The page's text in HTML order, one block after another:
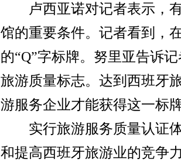
卢西亚诺对记者表示，有
馆的重要条件。记者看到，
的“Q”字标牌。努里亚告诉
旅游质量标志。达到西班牙
游服务企业才能获得这一标
实行旅游服务质量认证体
和提高西班牙旅游业的竞争